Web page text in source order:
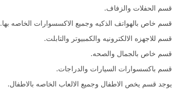
قسم الحفلات والزفاف.
قسم خاص بالهواتف الذكيه وجميع الاكسسوارات الخاصه بها.
قسم للاجهزه الالكترونيه والكمبيوتر والتابلت.
قسم خاص بالجمال والصحه.
قسم باكسسوارات السيارات والدراجات.
يوجد قسم يخص الاطفال وجميع الالعاب الخاصه بالاطفال.